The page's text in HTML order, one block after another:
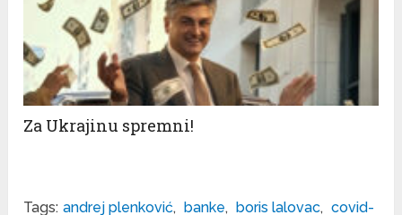
Za Ukrajinu spremni!
Tags: andrej plenković, banke, boris lalovac, covid-